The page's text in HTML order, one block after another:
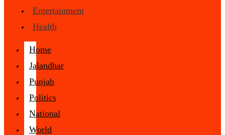
Entertainment
Health
Home
Jalandhar
Punjab
Politics
National
World